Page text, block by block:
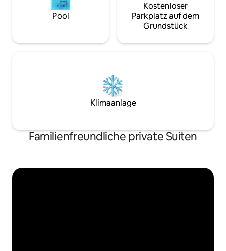
Pool
Kostenloser
Parkplatz auf dem
Grundstück
Klimaanlage
Familienfreundliche private Suiten